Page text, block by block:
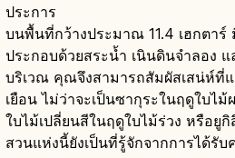
ประการ
บนพื้นที่กว้างประมาณ 11.4 เฮกตา
ประกอบด้วยสระน้ำ เนินดินจำลอง แ
บริเวณ คุณจึงสามารถสัมผัสเสน่ห์ที่
เยือน ไม่ว่าจะเป็นซากุระในฤดูใบไ
ใบไม้เปลี่ยนสีในฤดูใบไม้ร่วง หรือยู
สวนแห่งนี้ยังเป็นที่รู้จักจากการได้รั